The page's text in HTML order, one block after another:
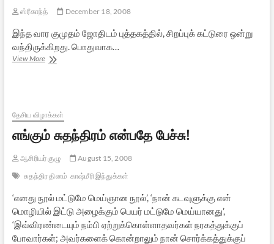
ஸ்ரீகாந்த் December 18, 2008
இந்த வார குமுதம் ஜோதிடம் புத்தகத்தில், சிறப்புக் கட்டுரை ஒன்று
வந்திருக்கிறது. பொதுவாக…
View Moreகுமுதம்
தேசிய விழாக்கள்
எங்கும் சுதந்திரம் என்பதே பேச்சு!
ஆசிரியர் குழு
August 15, 2008
சுதந்திர தினம் காஷ்மீரி இந்துக்கள்
‘எனது நூல் மட்டுமே மெய்ஞான நூல்’, ‘நான் கடவுளுக்கு என்
மொழியில் இட்டு அழைக்கும் பெயர் மட்டுமே மெய்யானது’,
‘இவ்விரண்டையும் நம்பி ஏற்றுக்கொள்ளாதவர்கள் நரகத்துக்குப்
போவார்கள்; அவர்களைக் கொன்றாலும் நான் சொர்க்கத்துக்குப்